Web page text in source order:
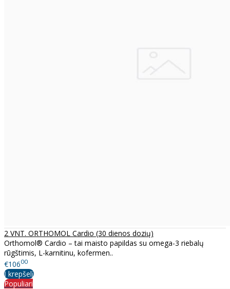
2 VNT. ORTHOMOL Cardio (30 dienos dozių)
Orthomol® Cardio – tai maisto papildas su omega-3 riebalų
rūgštimis, L-karnitinu, kofermen..
€10600
Į krepšelį
Populiari